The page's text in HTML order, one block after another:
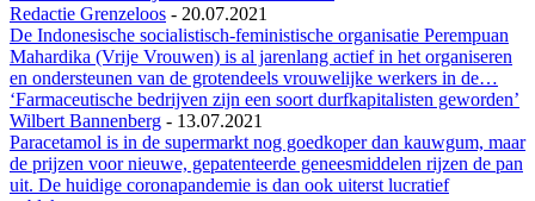
Redactie Grenzeloos - 20.07.2021
De Indonesische socialistisch-feministische organisatie Perempuan
Mahardika (Vrije Vrouwen) is al jarenlang actief in het organiseren
en ondersteunen van de grotendeels vrouwelijke werkers in de…
‘Farmaceutische bedrijven zijn een soort durfkapitalisten geworden’
Wilbert Bannenberg - 13.07.2021
Paracetamol is in de supermarkt nog goedkoper dan kauwgum, maar
de prijzen voor nieuwe, gepatenteerde geneesmiddelen rijzen de pan
uit. De huidige coronapandemie is dan ook uiterst lucratief